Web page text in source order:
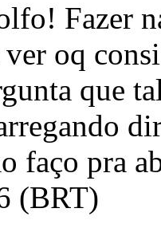
Fazer
oq
que
faço pra
(BRT)